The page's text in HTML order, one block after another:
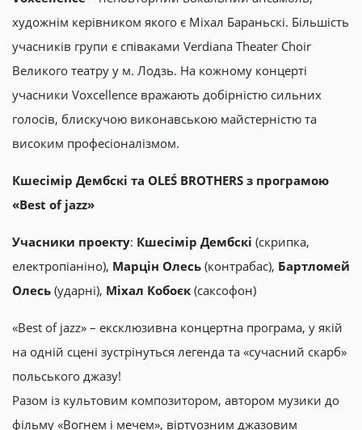
художнім керівником якого є Міхал Бараньскі. Більшість
учасників групи є співаками Verdiana Theater Choir
Великого театру у м. Лодзь. На кожному концерті
учасники Voxcellence вражають добірністю сильних
голосів, блискучою виконавською майстерністю та
високим професіоналізмом.
Кшесімір Дембскі та OLEŚ BROTHERS з програмою
«Best of jazz»
Учасники проекту: Кшесімір Дембскі (скрипка,
електропіаніно), Марцін Олесь (контрабас), Бартломей
Олесь (ударні), Міхал Кобоєк (саксофон)
«Best of jazz» – ексклюзивна концертна програма, у якій
на одній сцені зустрінуться легенда та «сучасний скарб»
польського джазу!
Разом із культовим композитором, автором музики до
фільму «Вогнем і мечем», віртуозним джазовим